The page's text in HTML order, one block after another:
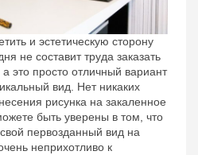
и эстетическую сторону
не составит труда заказать
это просто отличный вариант
вид. Нет никаких
рисунка на закаленное
быть уверены в том, что
первозданный вид на
неприхотливо к